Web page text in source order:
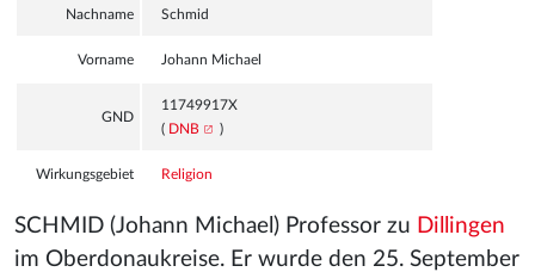
Nachname Schmid
Vorname Johann Michael
GND
11749917X
( DNB )
Wirkungsgebiet Religion
SCHMID (Johann Michael) Professor zu Dillingen
im Oberdonaukreise. Er wurde den 25. September